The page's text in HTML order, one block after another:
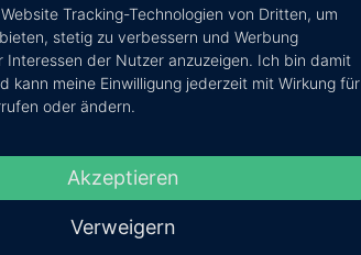
Tracking-Technologien von Dritten, um
stetig zu verbessern und Werbung
Interessen der Nutzer anzuzeigen. Ich bin damit
kann meine Einwilligung jederzeit mit Wirkung für
oder ändern.
Akzeptieren
Verweigern